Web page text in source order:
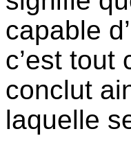
capable
c’est tout
conclut
laquelle